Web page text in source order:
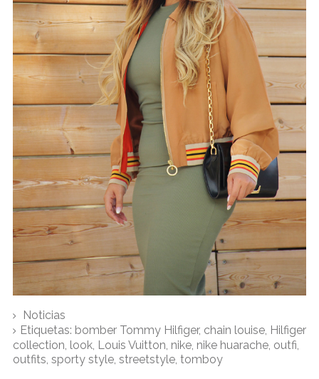
Noticias
Etiquetas: bomber Tommy Hilfiger, chain louise, Hilfiger
collection, look, Louis Vuitton, nike, nike huarache, outfi,
outfits, sporty style, streetstyle, tomboy